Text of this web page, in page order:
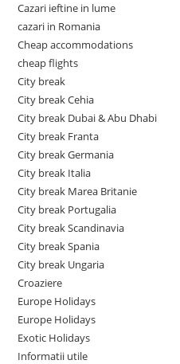
Cazari ieftine in lume
cazari in Romania
Cheap accommodations
cheap flights
City break
City break Cehia
City break Dubai & Abu Dhabi
City break Franta
City break Germania
City break Italia
City break Marea Britanie
City break Portugalia
City break Scandinavia
City break Spania
City break Ungaria
Croaziere
Europe Holidays
Europe Holidays
Exotic Holidays
Informatii utile